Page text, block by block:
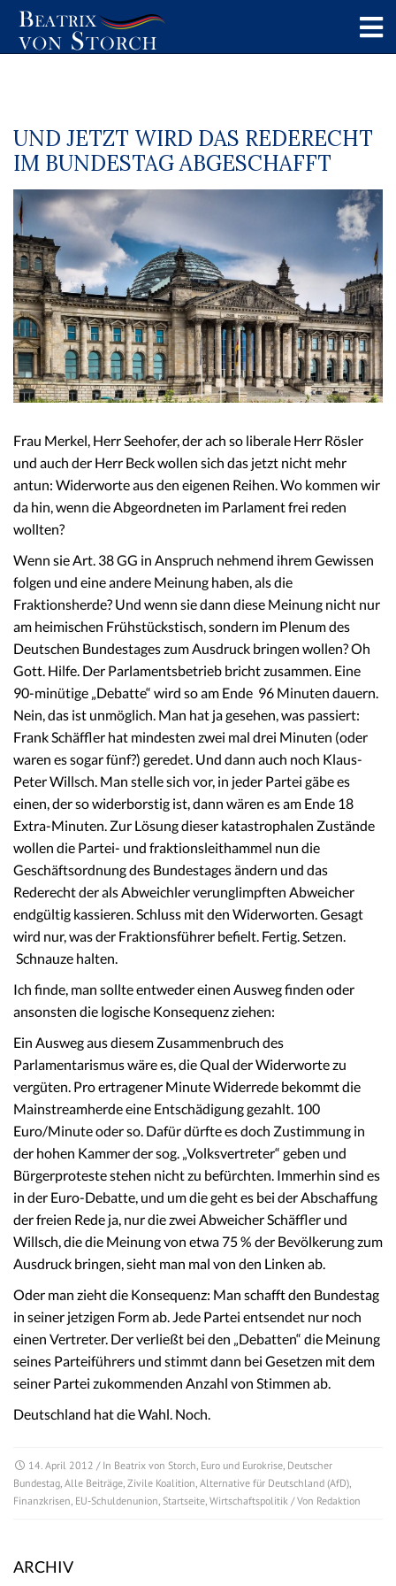
UND JETZT WIRD DAS REDERECHT
IM BUNDESTAG ABGESCHAFFT
Frau Merkel, Herr Seehofer, der ach so liberale Herr Rösler
und auch der Herr Beck wollen sich das jetzt nicht mehr
antun: Widerworte aus den eigenen Reihen. Wo kommen wir
da hin, wenn die Abgeordneten im Parlament frei reden
wollten?
Wenn sie Art. 38 GG in Anspruch nehmend ihrem Gewissen
folgen und eine andere Meinung haben, als die
Fraktionsherde? Und wenn sie dann diese Meinung nicht nur
am heimischen Frühstückstisch, sondern im Plenum des
Deutschen Bundestages zum Ausdruck bringen wollen? Oh
Gott. Hilfe. Der Parlamentsbetrieb bricht zusammen. Eine
90-minütige „Debatte“ wird so am Ende 96 Minuten dauern.
Nein, das ist unmöglich. Man hat ja gesehen, was passiert:
Frank Schäffler hat mindesten zwei mal drei Minuten (oder
waren es sogar fünf?) geredet. Und dann auch noch Klaus-
Peter Willsch. Man stelle sich vor, in jeder Partei gäbe es
einen, der so widerborstig ist, dann wären es am Ende 18
Extra-Minuten. Zur Lösung dieser katastrophalen Zustände
wollen die Partei- und fraktionsleithammel nun die
Geschäftsordnung des Bundestages ändern und das
Rederecht der als Abweichler verunglimpften Abweicher
endgültig kassieren. Schluss mit den Widerworten. Gesagt
wird nur, was der Fraktionsführer befielt. Fertig. Setzen.
Schnauze halten.
Ich finde, man sollte entweder einen Ausweg finden oder
ansonsten die logische Konsequenz ziehen:
Ein Ausweg aus diesem Zusammenbruch des
Parlamentarismus wäre es, die Qual der Widerworte zu
vergüten. Pro ertragener Minute Widerrede bekommt die
Mainstreamherde eine Entschädigung gezahlt. 100
Euro/Minute oder so. Dafür dürfte es doch Zustimmung in
der hohen Kammer der sog. „Volksvertreter“ geben und
Bürgerproteste stehen nicht zu befürchten. Immerhin sind es
in der Euro-Debatte, und um die geht es bei der Abschaffung
der freien Rede ja, nur die zwei Abweicher Schäffler und
Willsch, die die Meinung von etwa 75 % der Bevölkerung zum
Ausdruck bringen, sieht man mal von den Linken ab.
Oder man zieht die Konsequenz: Man schafft den Bundestag
in seiner jetzigen Form ab. Jede Partei entsendet nur noch
einen Vertreter. Der verließt bei den „Debatten“ die Meinung
seines Parteiführers und stimmt dann bei Gesetzen mit dem
seiner Partei zukommenden Anzahl von Stimmen ab.
Deutschland hat die Wahl. Noch.
14. April 2012 / In Beatrix von Storch, Euro und Eurokrise, Deutscher
Bundestag, Alle Beiträge, Zivile Koalition, Alternative für Deutschland (AfD),
Finanzkrisen, EU-Schuldenunion, Startseite, Wirtschaftspolitik / Von Redaktion
ARCHIV